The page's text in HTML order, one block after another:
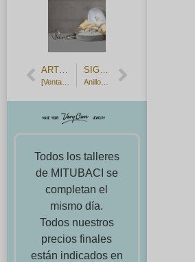
Todos los talleres
de MITUBACI se
completan el
mismo día.
Todos nuestros
precios finales
están indicados en